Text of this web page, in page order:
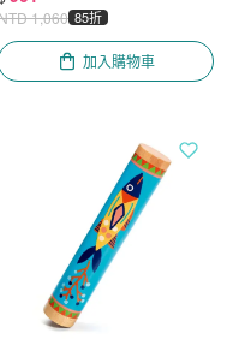
1,060 85折
加入購物車